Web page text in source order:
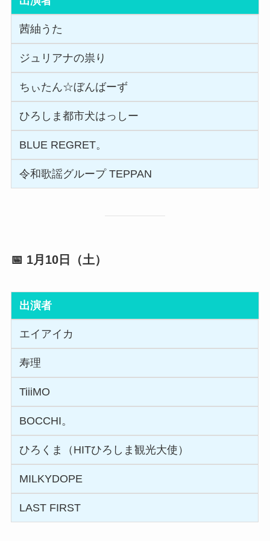
茜紬うた
ジュリアナの祟り
ちぃたん☆ぼんばーず
ひろしま都市犬はっしー
BLUE REGRET。
令和歌謡グループ TEPPAN
📅 1月10日（土）
出演者
エイアイカ
寿理
TiiiMO
BOCCHI。
ひろくま（HITひろしま観光大使）
MILKYDOPE
LAST FIRST